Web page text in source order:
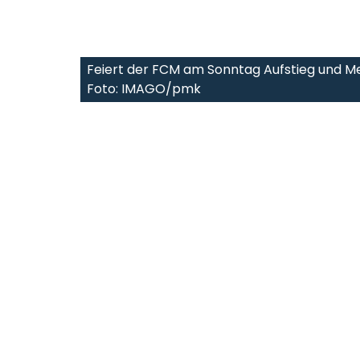
Feiert der FCM am Sonntag Aufstieg und
Foto: IMAGO/pmk